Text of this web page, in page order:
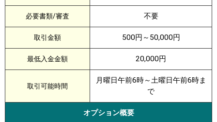
必要書類/審査 不要
取引金額 500円～50,000円
最低入金金額 20,000円
取引可能時間
月曜日午前6時～土曜日午前6時ま
で
オプション概要